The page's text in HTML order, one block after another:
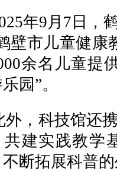
年9月7日，
壁市儿童健康
余名儿童提
园”。
外，科技馆还
共建实践教学
断拓展科普